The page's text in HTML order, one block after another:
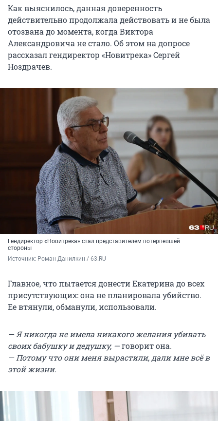
Как выяснилось, данная доверенность
действительно продолжала действовать и не была
отозвана до момента, когда Виктора
Александровича не стало. Об этом на допросе
рассказал гендиректор «Новитрека» Сергей
Ноздрачев.
Гендиректор «Новитрека» стал представителем потерпевшей
стороны
Источник: Роман Данилкин / 63.RU
Главное, что пытается донести Екатерина до всех
присутствующих: она не планировала убийство.
Ее втянули, обманули, использовали.
— Я никогда не имела никакого желания убивать
своих бабушку и дедушку, —говорит она.
— Потому что они меня вырастили, дали мне всё в
этой жизни.